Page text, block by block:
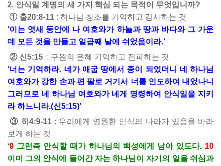
2. 안식일 계명의 세 가지 핵심 되는 목적이 무엇입니까?
① 출20:8-11 : 하나님 창조를 기억하고 감사하는 것
‘이는 엿새 동안에 나 여호와가 하늘과 땅과 바다와 그 가운
데 모든 것을 만들고 일곱째 날에 쉬었음이라.’
② 신5:15 : 구원의 은혜 기억하고 전파하는 것
‘너는 기억하라. 네가 애굽 땅에서 종이 되었더니 네 하나님
여호와가 강한 손과 편 팔로 거기서 너를 인도하여 내었나니
그러므로 네 하나님 여호와가 네게 명령하여 안식일을 지키
라 하느니라.(신5:15)’
③ 히4:9-11: 우리에게 영원한 안식의 나라가 있음을 바라
보게 하는 것
‘9 그런즉 안식할 때가 하나님의 백성에게 남아 있도다. 10
이미 그의 안식에 들어간 자는 하나님이 자기의 일을 쉬심과